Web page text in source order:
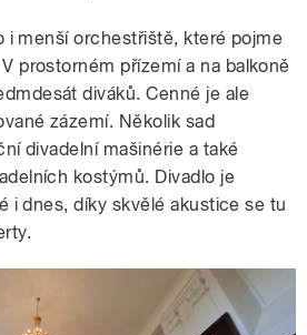
i menší orchestřiště, které pojme
prostorném přízemí a na balkoně
diváků. Cenné je ale
zázemí. Několik sad
divadelní mašinérie a také
kostýmů. Divadlo je
i dnes, díky skvělé akustice se tu